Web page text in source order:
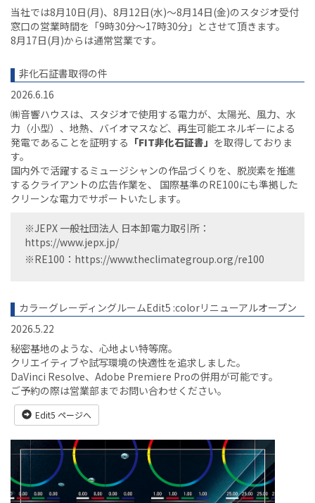
当社では8月10日(月)、8月12日(水)〜8月14日(金)のスタジオ受付
窓口の営業時間を「9時30分～17時30分」とさせて頂きます。
8月17日(月)からは通常営業です。
非化石証書取得の件
2026.6.16
㈱音響ハウスは、スタジオで使用する電力が、太陽光、風力、水
力（小型）、地熱、バイオマスなど、再生可能エネルギーによる
発電であることを証明する 「FIT非化石証書」 を取得しておりま
す。
国内外で活躍するミュージシャンの作品づくりを、脱炭素を推進
するクライアントの広告作業を、 国際基準のRE100にも準拠した
クリーンな電力でサポートいたします。
※JEPX 一般社団法人 日本卸電力取引所：
https://www.jepx.jp/
※RE100： https://www.theclimategroup.org/re100
カラーグレーディングルームEdit5 :colorリニューアルオープン
2026.5.22
秘密基地のような、心地よい特等席。
クリエイティブや試写環境の快適性を追求しました。
DaVinci Resolve、Adobe Premiere Proの併用が可能です。
ご予約の際は営業部までお問い合わせください。
Edit5 ページへ